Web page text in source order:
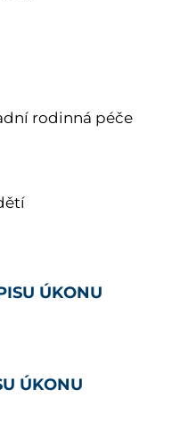
rodinná péče
ÚKONU
ÚKONU